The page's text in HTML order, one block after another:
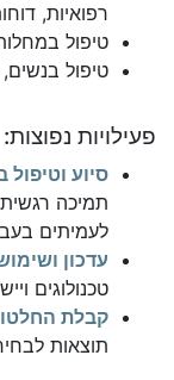
רפואיות,
טיפול
טיפול
פעילויות נפוצות:
סיוע
תמיכה
לעמיתים
עדכון
טכנולוגים
קבלת
תוצאות